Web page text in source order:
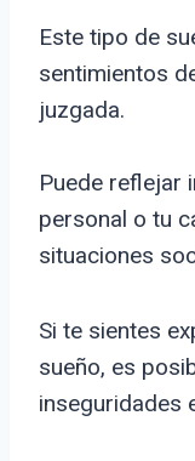
Este tipo de
sentimientos
juzgada.
Puede reflejar
personal o tu
situaciones
Si te sientes
sueño, es
inseguridades